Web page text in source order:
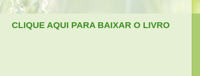
CLIQUE AQUI PARA BAIXAR O LIVRO